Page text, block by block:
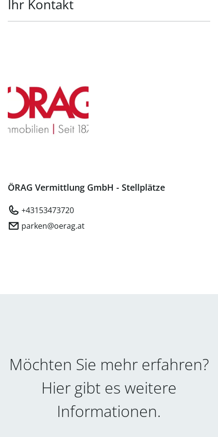
Ihr Kontakt
ÖRAG Vermittlung GmbH - Stellplätze
+43153473720
parken@oerag.at
Möchten Sie mehr erfahren?
Hier gibt es weitere
Informationen.